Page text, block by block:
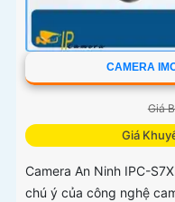
CAMERA
Giá
Giá
Camera An Ninh IPC-
chú ý của công nghệ